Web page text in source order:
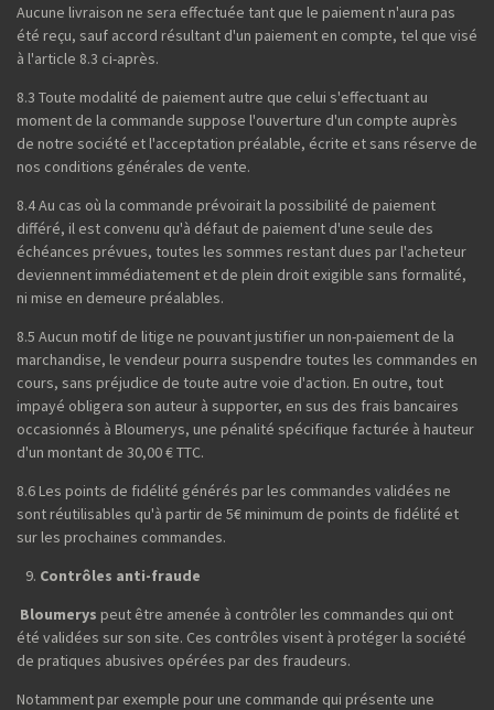
Aucune livraison ne sera effectuée tant que le paiement n'aura pas
été reçu, sauf accord résultant d'un paiement en compte, tel que visé
à l'article 8.3 ci-après.
8.3 Toute modalité de paiement autre que celui s'effectuant au
moment de la commande suppose l'ouverture d'un compte auprès
de notre société et l'acceptation préalable, écrite et sans réserve de
nos conditions générales de vente.
8.4 Au cas où la commande prévoirait la possibilité de paiement
différé, il est convenu qu'à défaut de paiement d'une seule des
échéances prévues, toutes les sommes restant dues par l'acheteur
deviennent immédiatement et de plein droit exigible sans formalité,
ni mise en demeure préalables.
8.5 Aucun motif de litige ne pouvant justifier un non-paiement de la
marchandise, le vendeur pourra suspendre toutes les commandes en
cours, sans préjudice de toute autre voie d'action. En outre, tout
impayé obligera son auteur à supporter, en sus des frais bancaires
occasionnés à Bloumerys, une pénalité spécifique facturée à hauteur
d'un montant de 30,00 € TTC.
8.6 Les points de fidélité générés par les commandes validées ne
sont réutilisables qu'à partir de 5€ minimum de points de fidélité et
sur les prochaines commandes.
Contrôles anti-fraude
Bloumerys peut être amenée à contrôler les commandes qui ont
été validées sur son site. Ces contrôles visent à protéger la société
de pratiques abusives opérées par des fraudeurs.
Notamment par exemple pour une commande qui présente une